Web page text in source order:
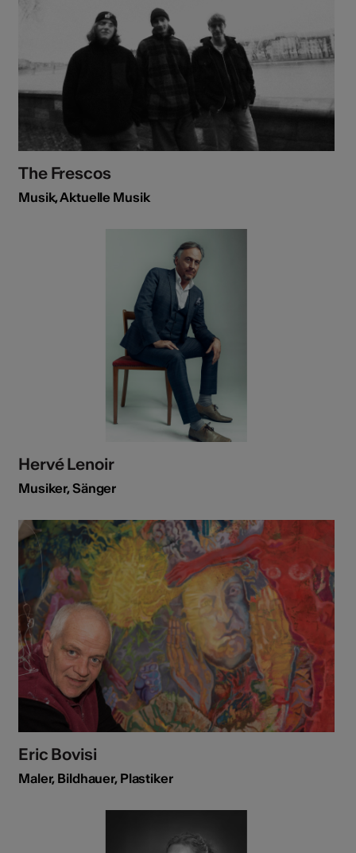
The Frescos
Musik, Aktuelle Musik
Hervé Lenoir
Musiker, Sänger
Eric Bovisi
Maler, Bildhauer, Plastiker